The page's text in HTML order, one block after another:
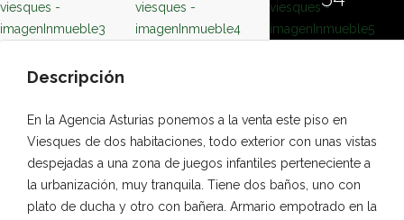
Descripción
En la Agencia Asturias ponemos a la venta este piso en
Viesques de dos habitaciones, todo exterior con unas vistas
despejadas a una zona de juegos infantiles perteneciente a
la urbanización, muy tranquila. Tiene dos baños, uno con
plato de ducha y otro con bañera. Armario empotrado en la